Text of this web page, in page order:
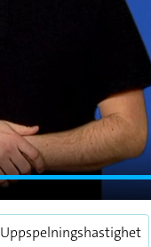
Uppspelningshastighet